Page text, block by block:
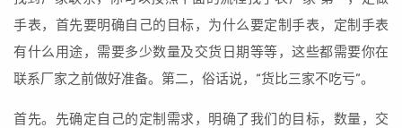
手表，首先要明确自己的目标，为什么要定制手表，定制手表
有什么用途，需要多少数量及交货日期等等，这些都需要你在
联系厂家之前做好准备。第二，俗话说，“货比三家不吃亏”。
首先。先确定自己的定制需求，明确了我们的目标，数量，交